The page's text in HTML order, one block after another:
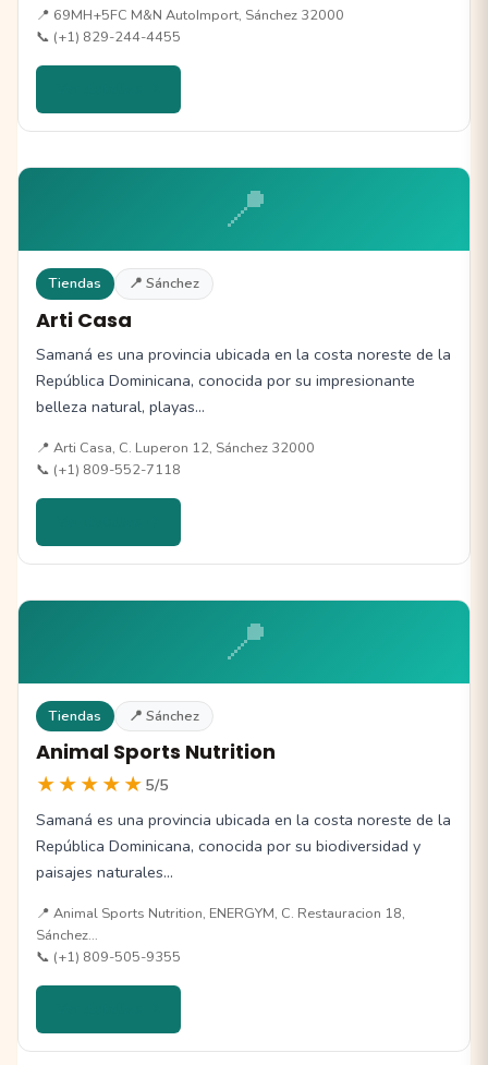
📍 69MH+5FC M&N AutoImport, Sánchez 32000
📞 (+1) 829-244-4455
📍
Tiendas 📍 Sánchez
Arti Casa
Samaná es una provincia ubicada en la costa noreste de la
República Dominicana, conocida por su impresionante
belleza natural, playas…
📍 Arti Casa, C. Luperon 12, Sánchez 32000
📞 (+1) 809-552-7118
📍
Tiendas 📍 Sánchez
Animal Sports Nutrition
★★★★★ 5/5
Samaná es una provincia ubicada en la costa noreste de la
República Dominicana, conocida por su biodiversidad y
paisajes naturales…
📍 Animal Sports Nutrition, ENERGYM, C. Restauracion 18,
Sánchez…
📞 (+1) 809-505-9355